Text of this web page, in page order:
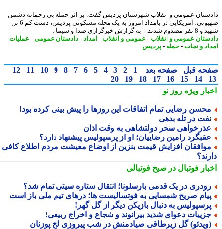
عمومی و انقلاب شهرستان پردیس گفت: بر اثر حمله بی رحمانه دشمن
صهیونی، آمریکایی در بامداد امروز به یک محله مسکونی پردیس، دست کم 6 تن
گزارش خبرگزاری صدا و سیما ،
عمومی و انقلاب-عمومی و انقلاب-امداد -دادستان عمومی-عملیات
و نجات-حمله-پردیس
قبل صفحه بعد 1
2
3
4
5
6
7
8
9
10
11
12
14
15
16
17
18
19
20
ویژهروز نو
رضایی تمام اتفاقات این روزها را پیش بینی کرده بود!
در تله بدهی
سحر دولتشاهی به وقت اذان
رامین رضاییان؛ او از پرسپولیس پیشنهاد دارد؟
افزایش قیمت بنزین از اوضاع معیشت مردم اطلاع کافی
فوتبال در صبح فوتبالی
در یک قدمی بارسلونا؛ انتقال ستاره سیتی تمام شد؟
صریح شمسایی به فوتسالیست ها؛ درهای تیم ملی باز است
به دنبال بازیکن دیگر از گل گهر!
دعوای شدید بیرانوند و شجاع و اخراج ربیعی!
گل زیرطاقی صیادمنش در شب پیروزی لخ پوزنان